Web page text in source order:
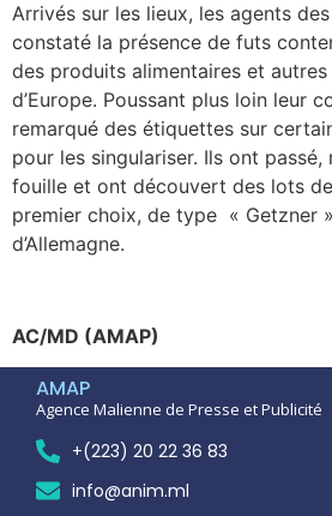
Arrivés sur les lieux, les agents
constaté la présence de futs
des produits alimentaires et
d’Europe. Poussant plus loin leur
remarqué des étiquettes sur
pour les singulariser. Ils ont passé,
fouille et ont découvert des lots
premier choix, de type « Getzner
d’Allemagne.
AC/MD (AMAP)
AMAP
Agence Malienne de Presse et Publicité
+(223) 20 22 36 83
info@anim.ml